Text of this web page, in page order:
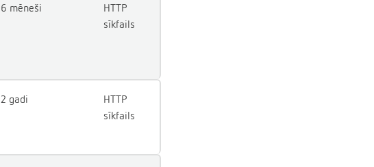
6 mēneši
HTTP
sīkfails
2 gadi
HTTP
sīkfails